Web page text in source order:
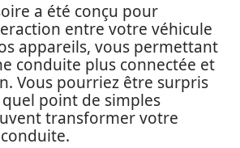
a été conçu pour
entre votre véhicule
appareils, vous permettant
conduite plus connectée et
Vous pourriez être surpris
point de simples
transformer votre